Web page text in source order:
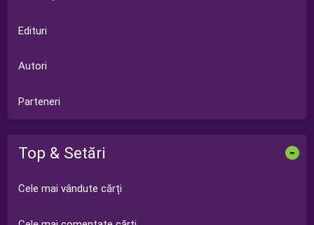
Edituri
Autori
Parteneri
Top & Setări -
Cele mai vândute cărți